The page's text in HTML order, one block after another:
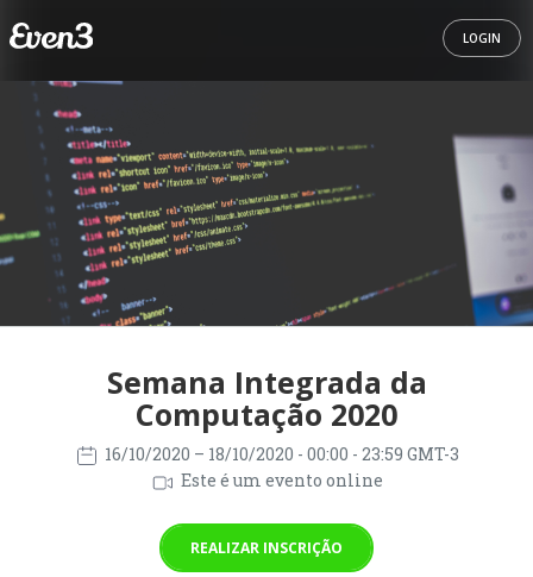
LOGIN
Semana Integrada da
Computação 2020
16/10/2020 – 18/10/2020 - 00:00 - 23:59 GMT-3
Este é um evento online
REALIZAR INSCRIÇÃO